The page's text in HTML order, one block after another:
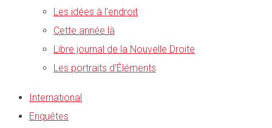
Les idées à l’endroit
Cette année là
Libre journal de la Nouvelle Droite
Les portraits d’Éléments
International
Enquêtes